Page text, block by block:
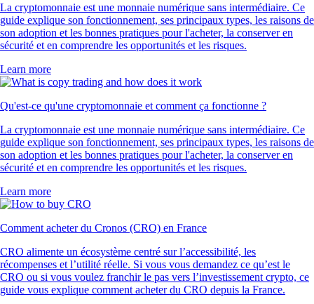
La cryptomonnaie est une monnaie numérique sans intermédiaire. Ce
guide explique son fonctionnement, ses principaux types, les raisons de
son adoption et les bonnes pratiques pour l'acheter, la conserver en
sécurité et en comprendre les opportunités et les risques.
Learn more
Qu'est-ce qu'une cryptomonnaie et comment ça fonctionne ?
La cryptomonnaie est une monnaie numérique sans intermédiaire. Ce
guide explique son fonctionnement, ses principaux types, les raisons de
son adoption et les bonnes pratiques pour l'acheter, la conserver en
sécurité et en comprendre les opportunités et les risques.
Learn more
Comment acheter du Cronos (CRO) en France
CRO alimente un écosystème centré sur l’accessibilité, les
récompenses et l’utilité réelle. Si vous vous demandez ce qu’est le
CRO ou si vous voulez franchir le pas vers l’investissement crypto, ce
guide vous explique comment acheter du CRO depuis la France.